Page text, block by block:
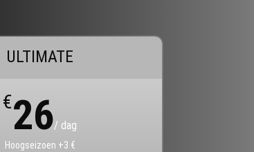
ULTIMATE
€26/ dag
Hoogseizoen +3 €